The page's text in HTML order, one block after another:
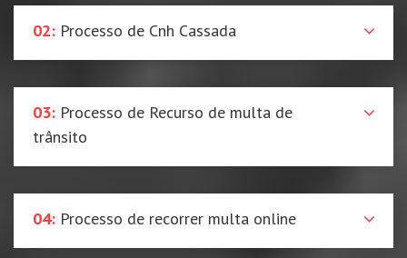
02: Processo de Cnh Cassada
03: Processo de Recurso de multa de
trânsito
04: Processo de recorrer multa online